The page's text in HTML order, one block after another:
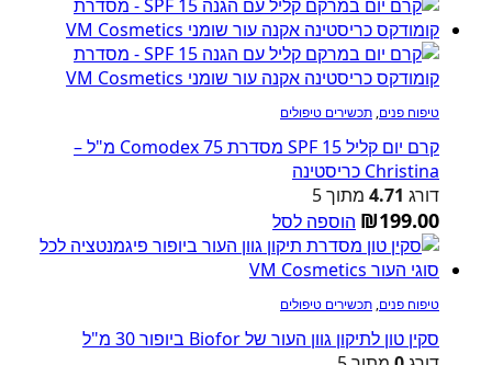
טיפוח פנים, תכשירים טיפולים
קרם יום קליל SPF 15 מסדרת Comodex 75 מ"ל –
Christina כריסטינה
דורג 4.71 מתוך 5
₪199.00 הוספה לסל
טיפוח פנים, תכשירים טיפולים
סקין טון לתיקון גוון העור של Biofor ביופור 30 מ"ל